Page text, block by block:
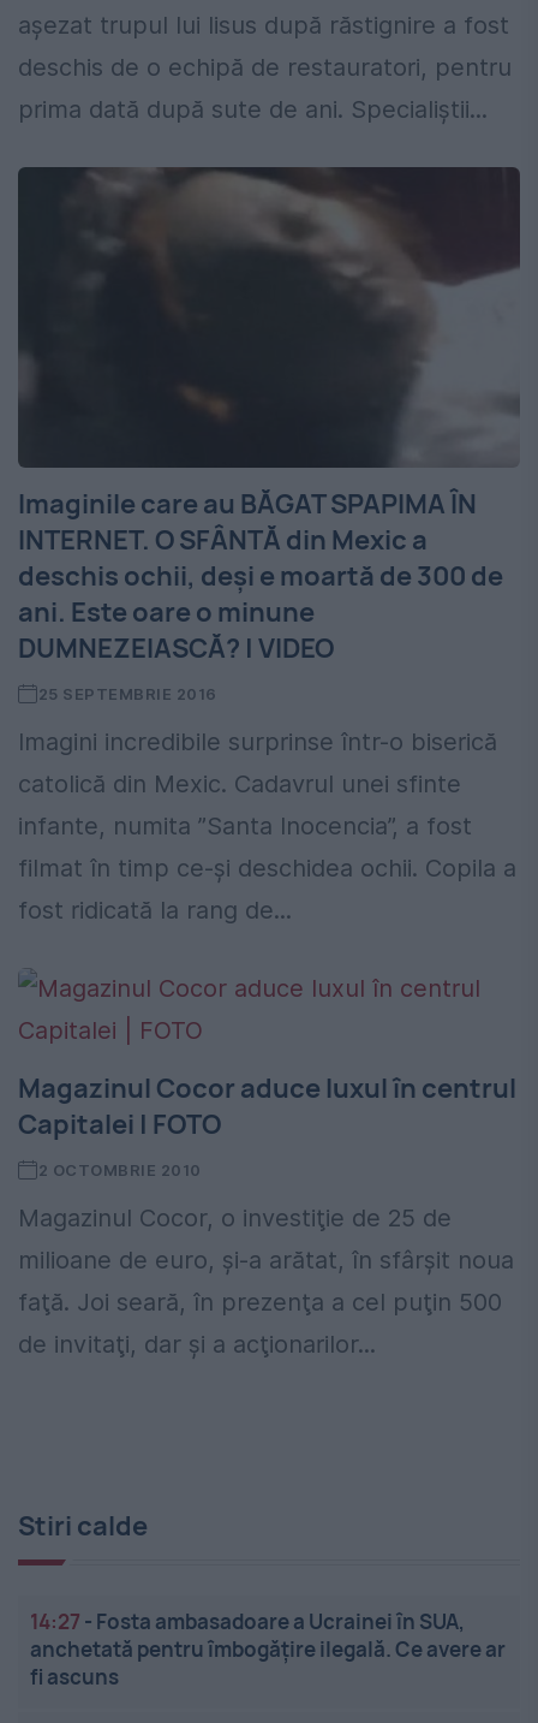
așezat trupul lui Iisus după răstignire a fost
deschis de o echipă de restauratori, pentru
prima dată după sute de ani. Specialiștii...
Imaginile care au BĂGAT SPAPIMA ÎN
INTERNET. O SFÂNTĂ din Mexic a
deschis ochii, deși e moartă de 300 de
ani. Este oare o minune
DUMNEZEIASCĂ? | VIDEO
25 SEPTEMBRIE 2016
Imagini incredibile surprinse într-o biserică
catolică din Mexic. Cadavrul unei sfinte
infante, numita ”Santa Inocencia”, a fost
filmat în timp ce-și deschidea ochii. Copila a
fost ridicată la rang de...
Magazinul Cocor aduce luxul în centrul
Capitalei | FOTO
2 OCTOMBRIE 2010
Magazinul Cocor, o investiţie de 25 de
milioane de euro, şi-a arătat, în sfârşit noua
faţă. Joi seară, în prezenţa a cel puţin 500
de invitaţi, dar şi a acţionarilor...
Stiri calde
14:27 - Fosta ambasadoare a Ucrainei în SUA,
anchetată pentru îmbogățire ilegală. Ce avere ar
fi ascuns